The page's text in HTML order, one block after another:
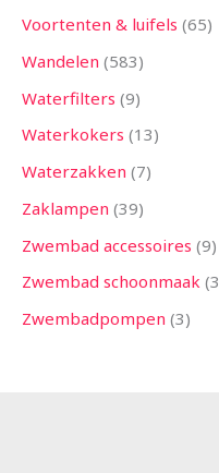
Voortenten & luifels 65
Wandelen 583
Waterfilters 9
Waterkokers 13
Waterzakken 7
Zaklampen 39
Zwembad accessoires 9
Zwembad schoonmaak 3
Zwembadpompen 3